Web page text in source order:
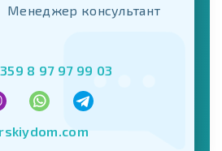
Менеджер консультант
8 97 97 99 03